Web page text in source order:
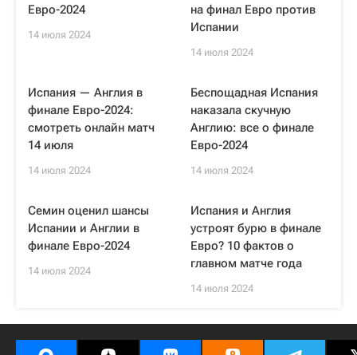
Евро-2024
14 июля 2024
на финал Евро против
Испании
14 июля 2024
Испания — Англия в
финале Евро-2024:
смотреть онлайн матч
14 июля
14 июля 2024
Беспощадная Испания
наказала скучную
Англию: все о финале
Евро-2024
14 июля 2024
Семин оценил шансы
Испании и Англии в
финале Евро-2024
14 июля 2024
Испания и Англия
устроят бурю в финале
Евро? 10 фактов о
главном матче года
14 июля 2024